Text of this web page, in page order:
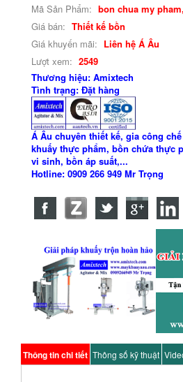
Mã Sản Phẩm: bon chua my
Giá bán: Thiết kế bồn
Giá khuyến mãi: Liên hệ Á Âu
Lượt xem: 2549
Thương hiệu: Amixtech
Tình trạng: Đặt hàng
Á Âu chuyên thiết kế, gia công
khuấy thực phẩm, bồn chứa thực
vi sinh, bồn áp suất,...
Hotline: 0909 266 949 Mr Trọng
Thông tin chi tiết Thông số kỹ thuật